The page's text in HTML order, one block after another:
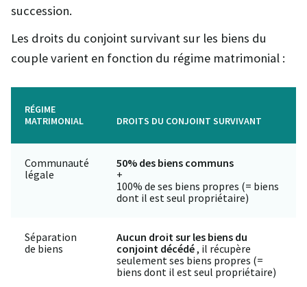
succession.
Les droits du conjoint survivant sur les biens du
couple varient en fonction du régime matrimonial :
RÉGIME
MATRIMONIAL
DROITS DU CONJOINT SURVIVANT
Communauté
légale
50% des biens communs
+
100% de ses biens propres (= biens
dont il est seul propriétaire)
Séparation
de biens
Aucun droit sur les biens du
conjoint décédé, il récupère
seulement ses biens propres (=
biens dont il est seul propriétaire)